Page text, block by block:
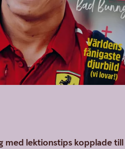
med lektionstips kopplade till